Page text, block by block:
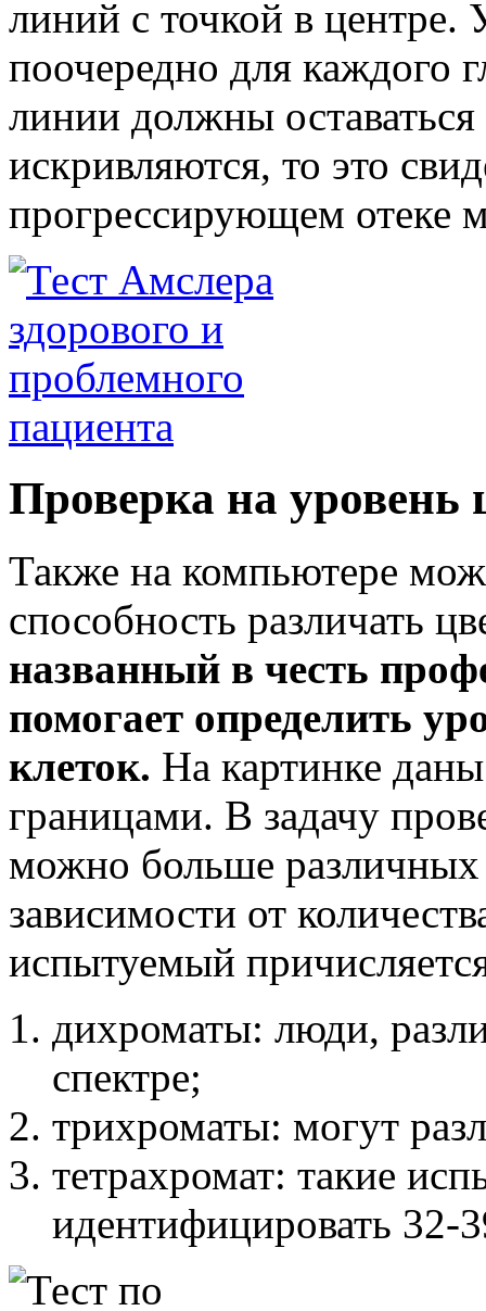
линий с точкой в центре.
поочередно для каждого
линии должны
искривляются, то это
прогрессирующем отеке
Проверка на уровень
Также на компьютере
способность различать
названный в честь
помогает определить
клеток. На картинке
границами. В задачу
можно больше различных
зависимости от
испытуемый
дихроматы: люди,
спектре;
трихроматы: могут
тетрахромат: такие
идентифицировать 32-